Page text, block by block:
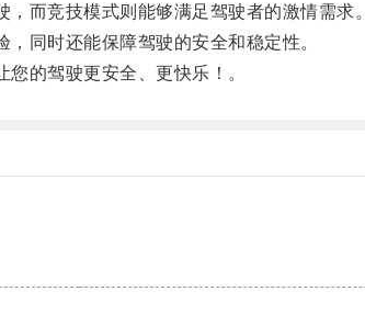
而竞技模式则能够满足驾驶者的激情需求。
同时还能保障驾驶的安全和稳定性。
的驾驶更安全、更快乐！。